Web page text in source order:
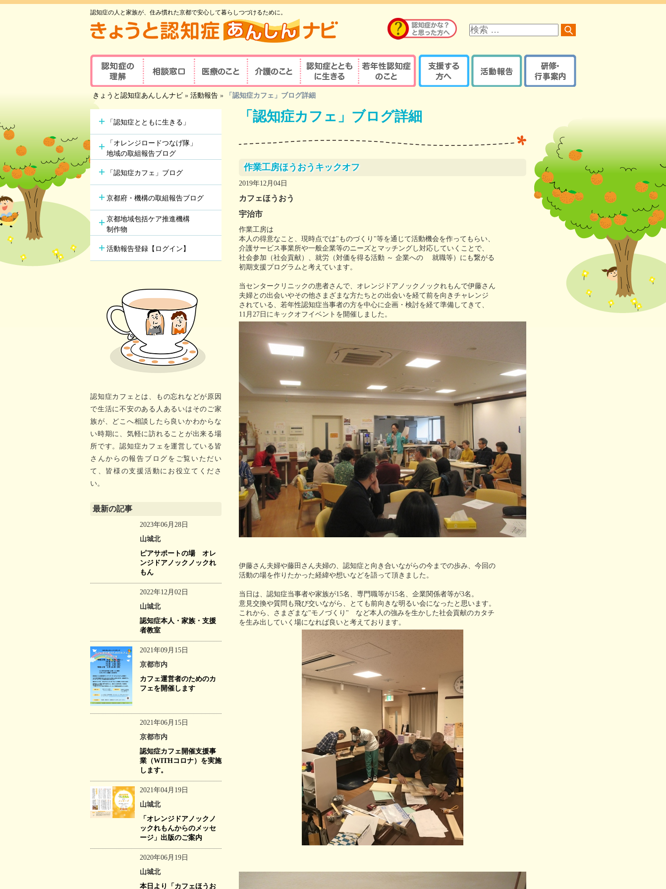
認知症の人と家族が、住み慣れた京都で安心して暮らしつづけるために。
イ
ト
索
認知症の理解
認知症とは
主な原因疾患
症状と対応方法
セルフチェックシート
相談窓口
京都府認知症
事業所
地域包括支援センター
認知症の方やその家族の
認知症初期集中支援
チーム
認知症高齢者等
行方不明時の早期発見
若年性認知症支援チーム
（おれんじブリッジ）
医療のこと
医療の重要性
認知症の診察・診療が
可能な医療機関を探す
認知症対応力向上研修
受講者（医療関係者）
認知症疾患医療センター
学会が認定する専門医等
アルツハイマー型認知症
介護のこと
介護の重要性
介護サービス
るケアマネジャー
認知症とともに生
若年性認知症ならではの
諸問題
ポイント
記憶とつなぐ
～ある写真家の物語～
認知症にやさしい
異業種連携協議会
京都府・機構の取組報告
ブログ
研修・イベントなどの
登録【ログイン】
きょうと認知症あんしんナビ » 活動報告 » 「認知症カフェ」ブログ詳細
「認知症カフェ」ブログ詳細
作業工房ほうおうキックオフ
2019年12月04日
カフェほうおう
宇治市
作業工房は
本人の得意なこと、現時点では"ものづくり"等を通じて活動機会を作ってもらい、
介護サービス事業所や一般企業等のニーズとマッチングし対応していくことで、
社会参加（社会貢献）、就労（対価を得る活動 ～ 企業への 就職等）にも繋がる
初期支援プログラムと考えています。
当センタークリニックの患者さんで、オレンジドアノックノックれもんで伊藤さん
夫婦との出会いやその他さまざまな方たちとの出会いを経て前を向きチャレンジ
されている、若年性認知症当事者の方を中心に企画・検討を経て準備してきて、
11月27日にキックオフイベントを開催しました。
伊藤さん夫婦や藤田さん夫婦の、認知症と向き合いながらの今までの歩み、今回の
活動の場を作りたかった経緯や想いなどを語って頂きました。
当日は、認知症当事者や家族が15名、専門職等が15名、企業関係者等が3名。
意見交換や質問も飛び交いながら、とても前向きな明るい会になったと思います。
これから、さまざまな"モノづくり" など本人の強みを生かした社会貢献のカタチ
を生み出していく場になれば良いと考えております。
「認知症とともに生きる」
「オレンジロードつなげ隊」
地域の取組報告ブログ
「認知症カフェ」ブログ
京都府・機構の取組報告ブログ
京都地域包括ケア推進機構
制作物
活動報告登録【ログイン】
認知症カフェとは、もの忘れなどが原因
で生活に不安のある人あるいはそのご家
族が、どこへ相談したら良いかわからな
い時期に、気軽に訪れることが出来る場
所です。認知症カフェを運営している皆
さんからの報告ブログをご覧いただい
て、皆様の支援活動にお役立てくださ
い。
最新の記事
2023年06月28日
山城北
ピアサポートの場 オレ
ンジドアノックノックれ
もん
2022年12月02日
山城北
認知症本人・家族・支援
者教室
2021年09月15日
京都市内
カフェ運営者のためのカ
フェを開催します
2021年06月15日
京都市内
認知症カフェ開催支援事
業（WITHコロナ）を実施
します。
2021年04月19日
山城北
「オレンジドアノックノ
ックれもんからのメッセ
ージ」出版のご案内
2020年06月19日
山城北
本日より「カフェほうお